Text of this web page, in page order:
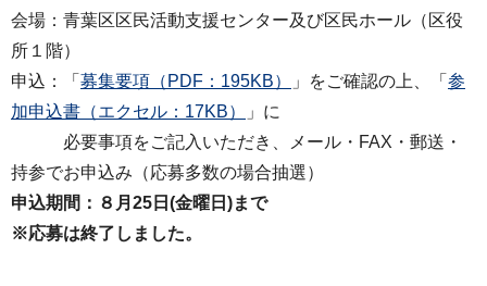
会場：青葉区区民活動支援センター及び区民ホール（区役
所１階）
申込：「 募集要項（PDF：195KB） 」をご確認の上、「 参
加申込書（エクセル：17KB）
」に
必要事項をご記入いただき、メール・FAX・郵送・
持参でお申込み（応募多数の場合抽選）
申込期間：８月25日(金曜日)まで
※応募は終了しました。